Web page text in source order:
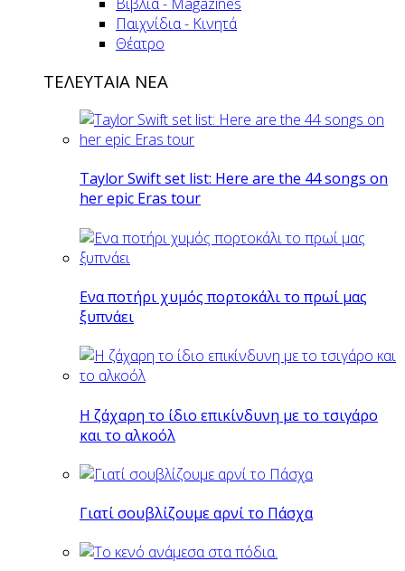
Παιχνίδια - Κινητά
Θέατρο
ΤΕΛΕΥΤΑΙΑ ΝΕΑ
Taylor Swift set list: Here are the 44 songs on
her epic Eras tour
Eνα ποτήρι χυμός πορτοκάλι το πρωί μας
ξυπνάει
Η ζάχαρη το ίδιο επικίνδυνη με το τσιγάρο
και το αλκοόλ
Γιατί σουβλίζουμε αρνί το Πάσχα